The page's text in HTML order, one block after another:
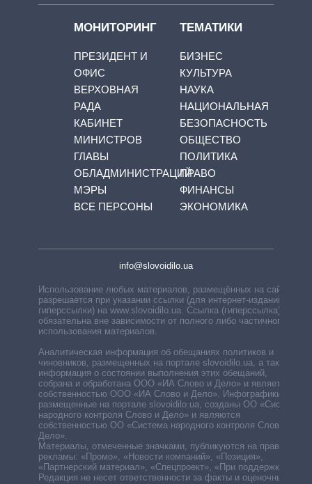
МОНИТОРИНГ
ПРЕЗИДЕНТ И
ОФИС
ВЕРХОВНАЯ
РАДА
КАБИНЕТ
МИНИСТРОВ
ГЛАВЫ
ОБЛАДМИНИСТРАЦИЙ
МЭРЫ
ВСЕ ПЕРСОНЫ
ТЕМАТИКИ
БИЗНЕС
КУЛЬТУРА
НАУКА
НАЦИОНАЛЬНАЯ
БЕЗОПАСНОСТЬ
ОБЩЕСТВО
ПОЛИТИКА
ПРАВО
ФИНАНСЫ
ЭКОНОМИКА
info@slovoidilo.ua
Использование любых материалов, размещённых на сайте,
разрешается при указании ссылки (для интернет-изданий —
гиперссылки) на www.slovoidilo.ua. Ссылка (гиперссылка)
обязательна вне зависимости от полного либо частичного
использования материалов.
Аналитическая информация об обещаниях политиков и
чиновников, размещенных на портале slovoidilo.ua, а также
информация о состоянии выполнения этих обещаний,
собрана и обработана ООО «ИА Слово и Дело» и является
собственностью ООО «ИА Слово и Дело». Инфографики,
размещенные на портале slovoidilo.ua, созданы ОО «Система
народного контроля Слово и Дело» и являются
собственностью ОО «Система народного контроля Слово и
Дело».
Материалы, отмеченные значками, публикуются на правах
рекламы: «Промо», «Новости компаний», «Позиция»,
«Партнерский материал», «Спецпроект», «При поддержке».
Редакция не несет ответственности за факты и оценочные